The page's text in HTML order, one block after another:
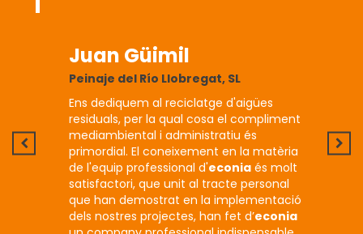
Juan Güimil
Peinaje del Río Llobregat, SL
Ens dediquem al reciclatge d'aigües
residuals, per la qual cosa el compliment
mediambiental i administratiu és
primordial. El coneixement en la matèria
de l'equip professional d'econia és molt
satisfactori, que unit al tracte personal
que han demostrat en la implementació
dels nostres projectes, han fet d’econia
més